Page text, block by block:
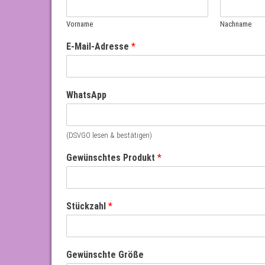
Vorname Nachname
e
i
e
r
d
u
t
G
ß
e
E-Mail-Adresse *
WhatsApp
(DSVGO lesen & bestätigen)
Gewünschtes Produkt *
Stückzahl *
Gewünschte Größe